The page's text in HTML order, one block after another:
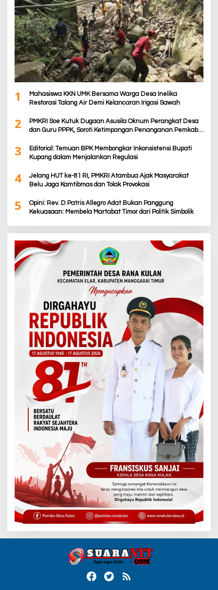
1
Mahasiswa KKN UMK Bersama Warga Desa Inelika
Restorasi Talang Air Demi Kelancaran Irigasi Sawah
2
PMKRI Soe Kutuk Dugaan Asusila Oknum Perangkat Desa
dan Guru PPPK, Soroti Ketimpangan Penanganan Pemkab
3
Editorial: Temuan BPK Membongkar Inkonsistensi Bupati
Kupang dalam Menjalankan Regulasi
4
Jelang HUT ke-81 RI, PMKRI Atambua Ajak Masyarakat
Belu Jaga Kamtibmas dan Tolak Provokasi
5
Opini: Rev. D Patris Allegro Adat Bukan Panggung
Kekuasaan: Membela Martabat Timor dari Politik Simbolik